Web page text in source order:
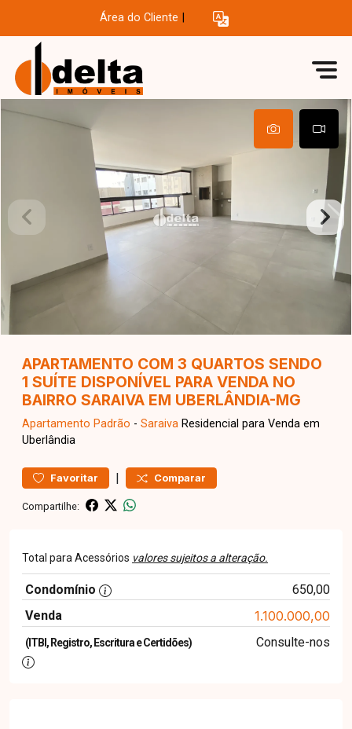
Área do Cliente
APARTAMENTO COM 3 QUARTOS SENDO
1 SUÍTE DISPONÍVEL PARA VENDA NO
BAIRRO SARAIVA EM UBERLÂNDIA-MG
Apartamento Padrão - Saraiva Residencial para Venda em
Uberlândia
Favoritar | Comparar
Compartilhe:
Total para Acessórios valores sujeitos a alteração.
Condomínio
650,00
Venda
1.100.000,00
(ITBI, Registro, Escritura e Certidões) Consulte-nos